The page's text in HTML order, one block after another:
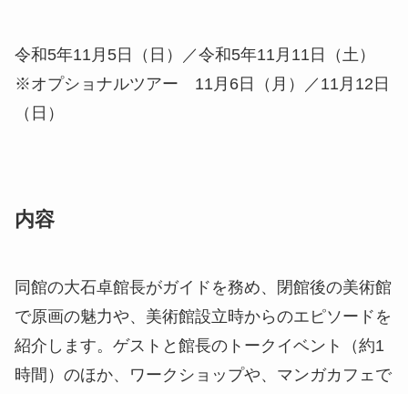
令和5年11月5日（日）／令和5年11月11日（土）
※オプショナルツアー 11月6日（月）／11月12日
（日）
内容
同館の大石卓館長がガイドを務め、閉館後の美術館
で原画の魅力や、美術館設立時からのエピソードを
紹介します。ゲストと館長のトークイベント（約1
時間）のほか、ワークショップや、マンガカフェで